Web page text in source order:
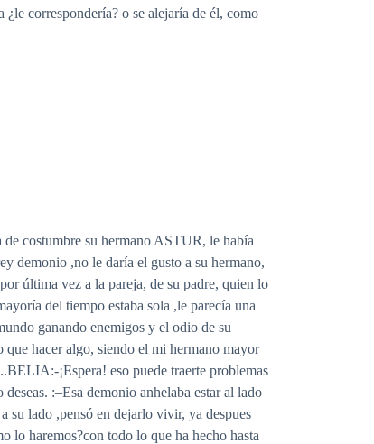
¿le correspondería? o se alejaría de él, como
costumbre su hermano ASTUR, le había
demonio ,no le daría el gusto a su hermano,
última vez a la pareja, de su padre, quien lo
del tiempo estaba sola ,le parecía una
ganando enemigos y el odio de su
hacer algo, siendo el mi hermano mayor
¡Espera! eso puede traerte problemas
:–Esa demonio anhelaba estar al lado
su lado ,pensó en dejarlo vivir, ya despues
lo haremos?con todo lo que ha hecho hasta